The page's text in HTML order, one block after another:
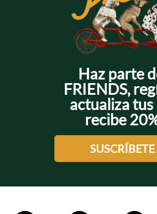
Haz parte
FRIENDS,
actualiza tus
recibe